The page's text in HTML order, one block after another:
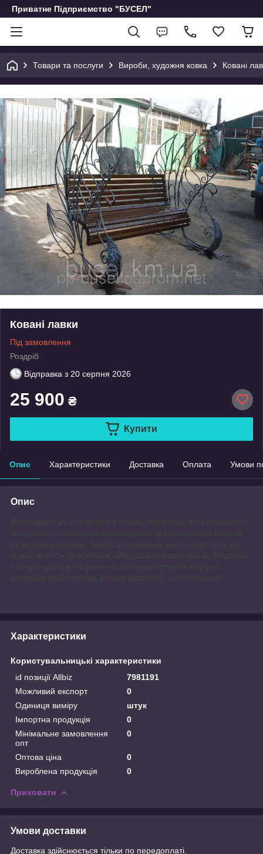
Приватне Підприємство "БУСЕЛ"
Товари та послуги Вироби, художня ковка Ковані
Ковані лавки
Під замовлення
Роздріб
Відправка з 20 серпня 2026
25 900 ₴
Купити
Опис Характеристики Доставка Оплата Умови
Опис
Характеристики
Користувальницькі характеристики
id позиції Allbiz
7981191
Можливий експорт
0
Одиниця виміру
штук
Імпортна продукція
0
Мінімальне замовлення
опт
0
Оптова ціна
0
Вироблена продукція
0
Приховати
Умови доставки
Доставка здійснюється тільки по передоплаті.